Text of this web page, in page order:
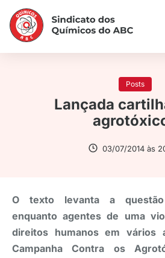
Posts
Lançada
03/07/2014 às
O texto levanta a
enquanto agentes de uma
direitos humanos em vários
Campanha Contra os